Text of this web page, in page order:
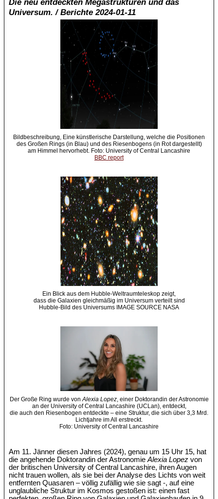
Die neu entdeckten Megastrukturen und das
Universum. / Berichte 2024-01-11
Bildbeschreibung, Eine künstlerische Darstellung, welche die Positionen
des Großen Rings (in Blau) und des Riesenbogens (in Rot dargestellt)
am Himmel hervorhebt. Foto: University of Central Lancashire
BBC report
Ein Blick aus dem Hubble-Weltraumteleskop zeigt,
dass die Galaxien gleichmäßig im Universum verteilt sind
Hubble-Bild des Universums IMAGE SOURCE NASA
Der Große Ring wurde von Alexia Lopez, einer Doktorandin der Astronomie
an der University of Central Lancashire (UCLan), entdeckt,
die auch den Riesenbogen entdeckte – eine Struktur, die sich über 3,3 Mrd.
Lichtjahre im All erstreckt.
Foto: University of Central Lancashire
Am 11. Jänner diesen Jahres (2024), genau um 15 Uhr 15, hat
die angehende Doktorandin der AstronomieAlexia Lopez von
der britischen University of Central Lancashire, ihren Augen
nicht trauen wollen, als sie bei der Analyse des Lichts von weit
entfernten Quasaren – völlig zufällig wie sie sagt -, auf eine
unglaubliche Struktur im Kosmos gestoßen ist: einen fast